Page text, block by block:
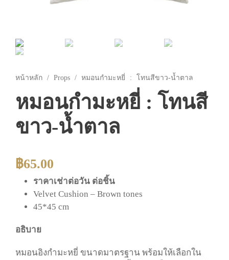
หน้าหลัก / Props / หมอนกำมะหยี่​ : โทนสีขาว-น้ำตาล
หมอนกำมะหยี่​ : โทนสี
ขาว-น้ำตาล
฿65.00
ราคาเช่าต่อวัน ต่อชิ้น
Velvet Cushion – Brown tones
45*45 cm
อธิบาย
หมอนอิงกำมะหยี่ ขนาดมาตรฐาน พร้อมให้เลือกใน